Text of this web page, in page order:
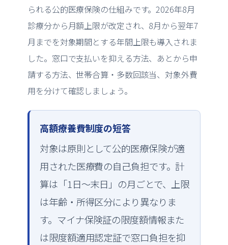
られる公的医療保険の仕組みです。2026年8月
診療分から月額上限が改定され、8月から翌年7
月までを対象期間とする年間上限も導入されま
した。窓口で支払いを抑える方法、あとから申
請する方法、世帯合算・多数回該当、対象外費
用を分けて確認しましょう。
高額療養費制度の短答
対象は原則として公的医療保険が適
用された医療費の自己負担です。計
算は「1日〜末日」の月ごとで、上限
は年齢・所得区分により異なりま
す。マイナ保険証の限度額情報また
は限度額適用認定証で窓口負担を抑